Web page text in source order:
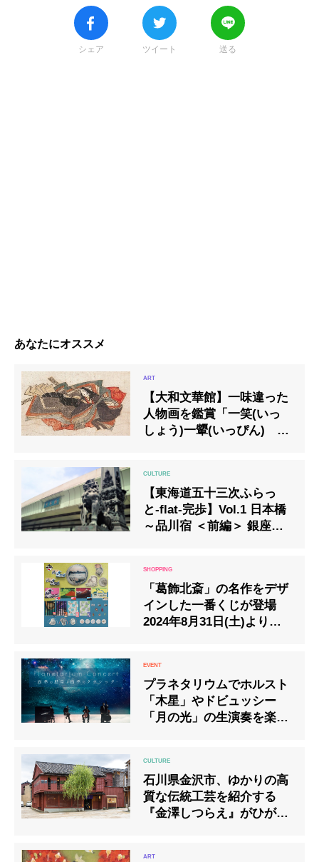
シェア ツイート 送る
あなたにオススメ
【大和文華館】一味違った
人物画を鑑賞「一笑(いっ
しょう)一顰(いっぴん) ～
【東海道五十三次ふらっ
と-flat-完歩】Vol.1 日本橋
～品川宿 ＜前編＞ 銀座で
「葛飾北斎」の名作をデザ
インした一番くじが登場
2024年8月31日(土)より順
プラネタリウムでホルスト
「木星」やドビュッシー
「月の光」の生演奏を楽し
石川県金沢市、ゆかりの高
質な伝統工芸を紹介する
『金澤しつらえ』がひがし